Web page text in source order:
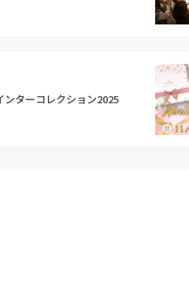
ンターコレクション2025